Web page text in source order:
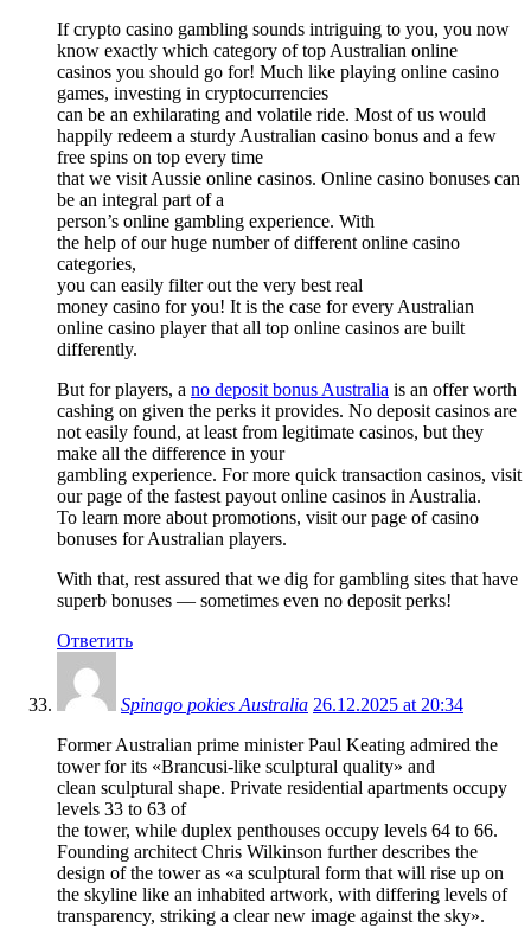
If crypto casino gambling sounds intriguing to you, you now
know exactly which category of top Australian online
casinos you should go for! Much like playing online casino
games, investing in cryptocurrencies
can be an exhilarating and volatile ride. Most of us would
happily redeem a sturdy Australian casino bonus and a few
free spins on top every time
that we visit Aussie online casinos. Online casino bonuses can
be an integral part of a
person’s online gambling experience. With
the help of our huge number of different online casino
categories,
you can easily filter out the very best real
money casino for you! It is the case for every Australian
online casino player that all top online casinos are built
differently.
But for players, a no deposit bonus Australia is an offer worth
cashing on given the perks it provides. No deposit casinos are
not easily found, at least from legitimate casinos, but they
make all the difference in your
gambling experience. For more quick transaction casinos, visit
our page of the fastest payout online casinos in Australia.
To learn more about promotions, visit our page of casino
bonuses for Australian players.
With that, rest assured that we dig for gambling sites that have
superb bonuses ⁠— sometimes even no deposit perks!
Ответить
Spinago pokies Australia 26.12.2025 at 20:34
Former Australian prime minister Paul Keating admired the
tower for its «Brancusi-like sculptural quality» and
clean sculptural shape. Private residential apartments occupy
levels 33 to 63 of
the tower, while duplex penthouses occupy levels 64 to 66.
Founding architect Chris Wilkinson further describes the
design of the tower as «a sculptural form that will rise up on
the skyline like an inhabited artwork, with differing levels of
transparency, striking a clear new image against the sky».